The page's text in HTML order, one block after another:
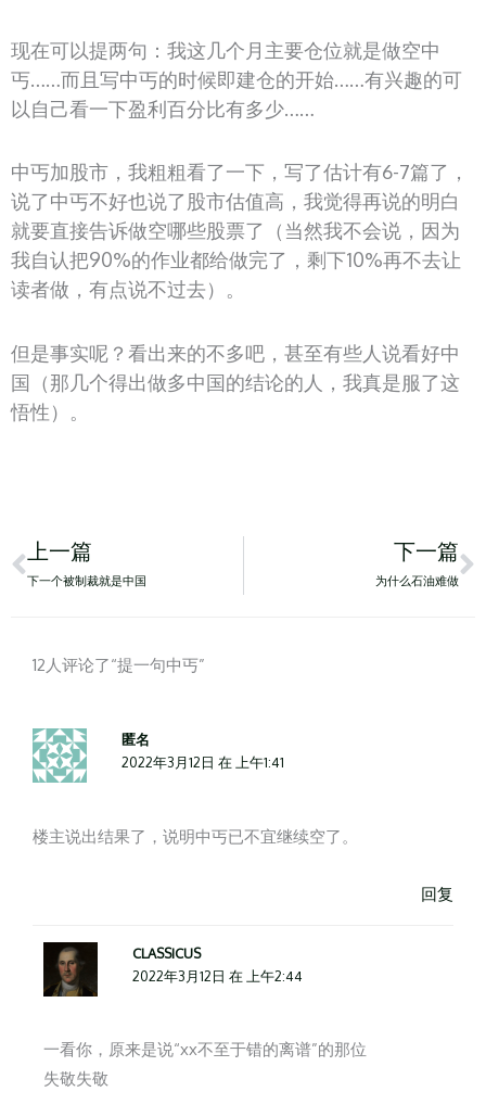
现在可以提两句：我这几个月主要仓位就是做空中
丐……而且写中丐的时候即建仓的开始……有兴趣的可
以自己看一下盈利百分比有多少……
中丐加股市，我粗粗看了一下，写了估计有6-7篇了，
说了中丐不好也说了股市估值高，我觉得再说的明白
就要直接告诉做空哪些股票了（当然我不会说，因为
我自认把90%的作业都给做完了，剩下10%再不去让
读者做，有点说不过去）。
但是事实呢？看出来的不多吧，甚至有些人说看好中
国（那几个得出做多中国的结论的人，我真是服了这
悟性）。
Prev
上一篇
下一个被制裁就是中国
下一篇
为什么石油难做
12人评论了“提一句中丐”
匿名
2022年3月12日 在 上午1:41
楼主说出结果了，说明中丐已不宜继续空了。
回复
CLASSICUS
2022年3月12日 在 上午2:44
一看你，原来是说“xx不至于错的离谱”的那位
失敬失敬